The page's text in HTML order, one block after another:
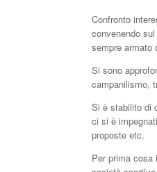
Confronto
convenendo
sempre armato
Si sono
campanilismo,
Si è stabilito di
ci si è
proposte etc.
Per prima cosa